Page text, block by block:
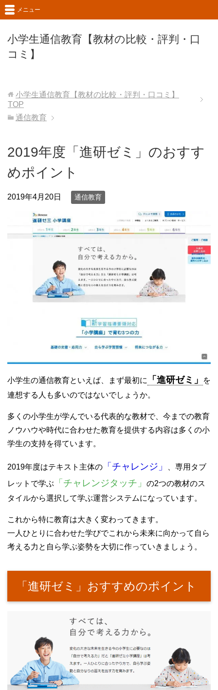
小学生通信教育【教材の比較・評判・口
コミ】
メニュー
小学生通信教育【教材の比較・評判・口コミ】
TOP
通信教育
2019年度「進研ゼミ」のおすす
めポイント
2019年4月20日 通信教育
小学生の通信教育といえば、まず最初に 「進研ゼミ」
を
連想する人も多いのではないでしょうか。
多くの小学生が学んでいる代表的な教材で、今までの教育
ノウハウや時代に合わせた教育を提供する内容は多くの小
学生の支持を得ています。
2019年度はテキスト主体の 「チャレンジ」
、専用タブ
レットで学ぶ
「チャレンジタッチ」
の2つの教材のス
タイルから選択して学ぶ運営システムになっています。
これから特に教育は大きく変わってきます。
一人ひとりに合わせた学びでこれから未来に向かって自ら
考える力と自ら学ぶ姿勢を大切に作っていきましょう。
「進研ゼミ」おすすめのポイント